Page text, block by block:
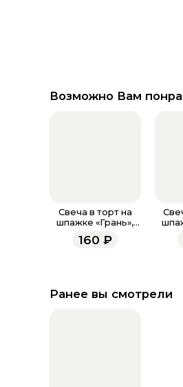
Возможно Вам
Свеча в торт на
шпажке «‎Грань»,
изумруд, 13 см
160 ₽
Ранее вы смотрели